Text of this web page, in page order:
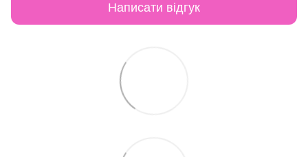
Написати відгук